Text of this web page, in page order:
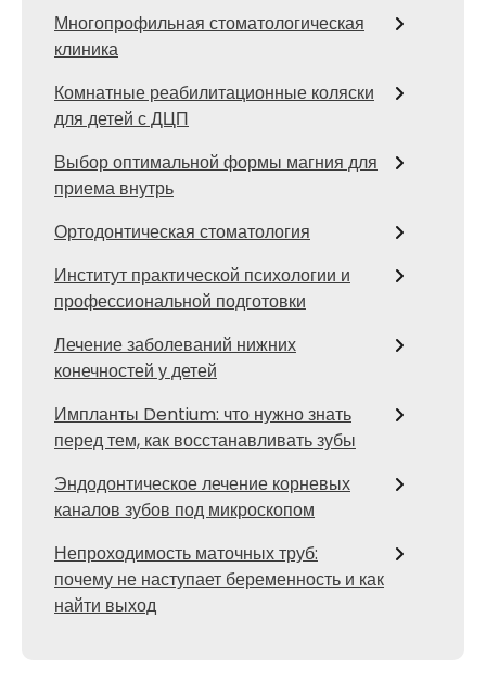
Многопрофильная стоматологическая
клиника
Комнатные реабилитационные коляски
для детей с ДЦП
Выбор оптимальной формы магния для
приема внутрь
Ортодонтическая стоматология
Институт практической психологии и
профессиональной подготовки
Лечение заболеваний нижних
конечностей у детей
Импланты Dentium: что нужно знать
перед тем, как восстанавливать зубы
Эндодонтическое лечение корневых
каналов зубов под микроскопом
Непроходимость маточных труб:
почему не наступает беременность и как
найти выход